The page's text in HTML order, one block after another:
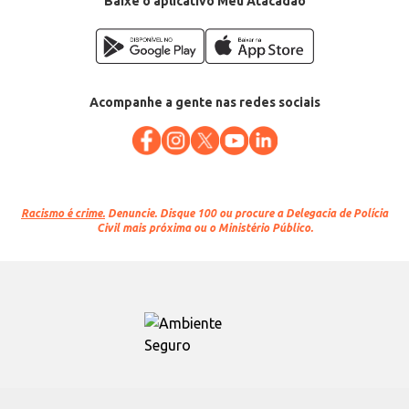
Acompanhe a gente nas redes sociais
Racismo é crime. Denuncie. Disque 100 ou procure a Delegacia de Polícia
Civil mais próxima ou o Ministério Público.